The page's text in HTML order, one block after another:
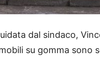
dal sindaco,
su gomma sono